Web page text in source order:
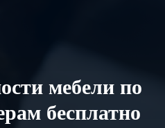
мебели по
бесплатно